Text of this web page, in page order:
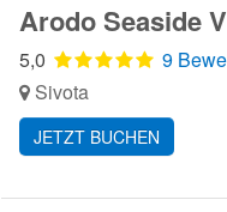
Arodo Seaside
5,0
9
Sivota
JETZT BUCHEN